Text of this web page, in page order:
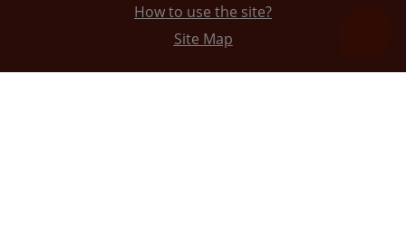
How to use the site?
Site Map